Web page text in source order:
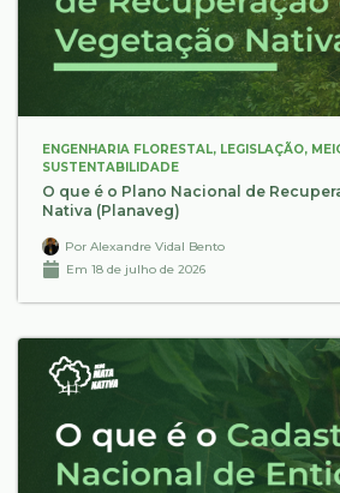
ENGENHARIA FLORESTAL, LEGISLAÇÃO,
SUSTENTABILIDADE
O que é o Plano Nacional de
Nativa (Planaveg)
Por Alexandre Vidal Bento
Em 18 de julho de 2026